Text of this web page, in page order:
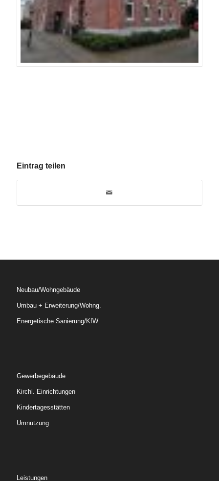
Eintrag teilen
Neubau/Wohngebäude
Umbau + Erweiterung/Wohng.
Energetische Sanierung/KfW
Gewerbegebäude
Kirchl. Einrichtungen
Kindertagesstätten
Umnutzung
Leistungen